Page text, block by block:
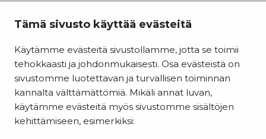
Tämä sivusto käyttää evästeitä
Käytämme evästeitä sivustollamme, jotta se toimii
tehokkaasti ja johdonmukaisesti. Osa evästeistä on
sivustomme luotettavan ja turvallisen toiminnan
kannalta välttämättömiä. Mikäli annat luvan,
käytämme evästeitä myös sivustomme sisältöjen
kehittämiseen, esimerkiksi:
Saavutettavuusseloste
Evästeasetukset
Kainuun liitto